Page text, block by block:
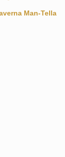
Man-Tella